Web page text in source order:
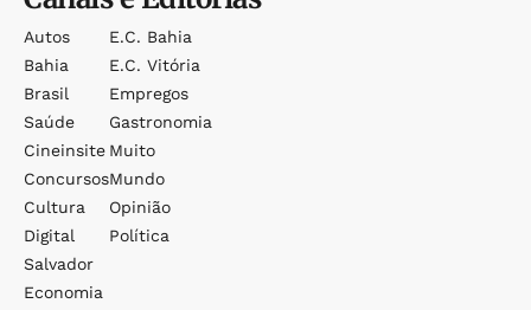
Autos
Bahia
Brasil
Saúde
Cineinsite
Concursos
Cultura
Digital
Salvador
Economia
E.c. Bahia
E.c. Vitória
Empregos
Gastronomia
Muito
Mundo
Opinião
Política